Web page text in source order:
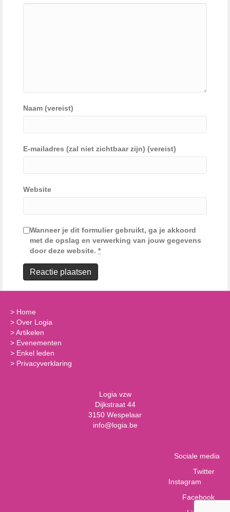
Naam (vereist)
E-mailadres (zal niet zichtbaar zijn) (vereist)
Website
Wanneer je dit formulier gebruikt, ga je akkoord
met de opslag en verwerking van jouw gegevens
door deze website. *
> Home
> Over Logia
>Artikelen
> Evenementen
> Enkel leden
> Privacyverklaring
Logia vzw
Dijkstraat 44
3150 Wespelaar
info@logia.be
Sociale media
Twitter
Instagram
Facebook